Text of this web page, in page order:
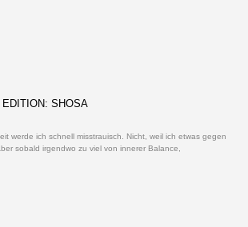
EDITION: SHOSA
werde ich schnell misstrauisch. Nicht, weil ich etwas gegen
sobald irgendwo zu viel von innerer Balance,